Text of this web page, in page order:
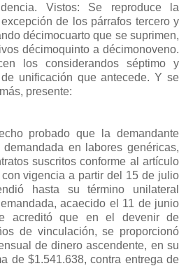
Vistos: Se reproduce la
de los párrafos tercero y
décimocuarto que se suprimen,
décimoquinto a décimonoveno.
los considerandos séptimo y
unificación que antecede. Y se
presente:
probado que la demandante
en labores genéricas,
suscritos conforme al artículo
vigencia a partir del 15 de julio
hasta su término unilateral
acaecido el 11 de junio
acreditó que en el devenir de
de vinculación, se proporcionó
de dinero ascendente, en su
de $1.541.638, contra entrega de